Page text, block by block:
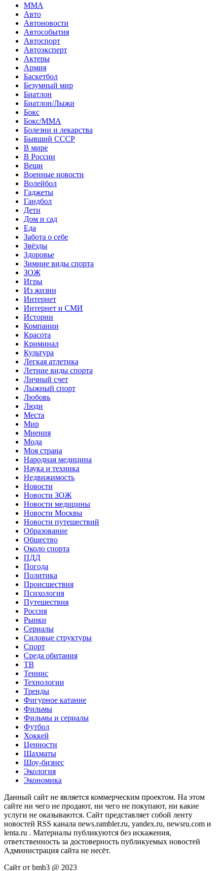
MMA
Авто
Автоновости
Автособытия
Автоспорт
Автоэксперт
Актеры
Армия
Баскетбол
Безумный мир
Биатлон
Биатлон/Лыжи
Бокс
Бокс/MMA
Болезни и лекарства
Бывший СССР
В мире
В России
Вещи
Военные новости
Волейбол
Гаджеты
Гандбол
Дети
Дом и сад
Еда
Забота о себе
Звёзды
Здоровье
Зимние виды спорта
ЗОЖ
Игры
Из жизни
Интернет
Интернет и СМИ
Истории
Компании
Красота
Криминал
Культура
Легкая атлетика
Летние виды спорта
Личный счет
Лыжный спорт
Любовь
Люди
Места
Мир
Мнения
Мода
Моя страна
Народная медицина
Наука и техника
Недвижимость
Новости
Новости ЗОЖ
Новости медицины
Новости Москвы
Новости путешествий
Образование
Общество
Около спорта
ПДД
Погода
Политика
Происшествия
Психология
Путешествия
Россия
Рынки
Сериалы
Силовые структуры
Спорт
Среда обитания
ТВ
Теннис
Технологии
Тренды
Фигурное катание
Фильмы
Фильмы и сериалы
Футбол
Хоккей
Ценности
Шахматы
Шоу-бизнес
Экология
Экономика
Данный сайт не является коммерческим проектом. На этом
сайте ни чего не продают, ни чего не покупают, ни какие
услуги не оказываются. Сайт представляет собой ленту
новостей RSS канала news.rambler.ru, yandex.ru, newsru.com и
lenta.ru . Материалы публикуются без искажения,
ответственность за достоверность публикуемых новостей
Администрация сайта не несёт.
Сайт от bmb3 @ 2023